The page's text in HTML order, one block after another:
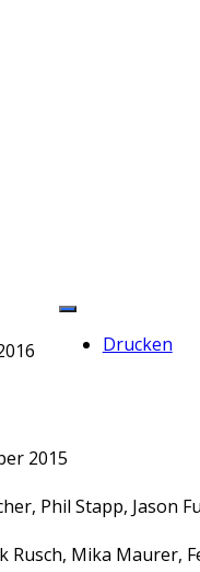
Drucken
2015
Phil Stapp, Jason
Rusch, Mika Maurer,